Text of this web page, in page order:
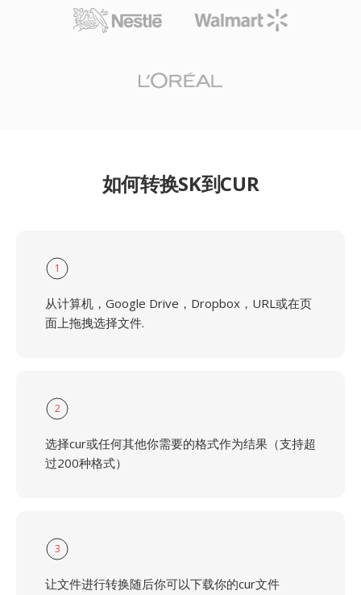
如何转换SK到CUR
1
从计算机，Google Drive，Dropbox，URL或在页
面上拖拽选择文件.
2
选择cur或任何其他你需要的格式作为结果（支持超
过200种格式）
3
让文件进行转换随后你可以下载你的cur文件